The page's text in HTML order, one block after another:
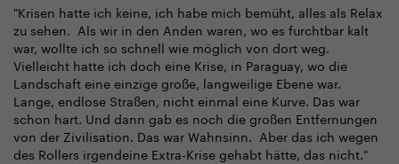
"Krisen hatte ich keine, ich habe mich bemüht, alles als Relax
zu sehen. Als wir in den Anden waren, wo es furchtbar kalt
war, wollte ich so schnell wie möglich von dort weg.
Vielleicht hatte ich doch eine Krise, in Paraguay, wo die
Landschaft eine einzige große, langweilige Ebene war.
Lange, endlose Straßen, nicht einmal eine Kurve. Das war
schon hart. Und dann gab es noch die großen Entfernungen
von der Zivilisation. Das war Wahnsinn. Aber das ich wegen
des Rollers irgendeine Extra-Krise gehabt hätte, das nicht."